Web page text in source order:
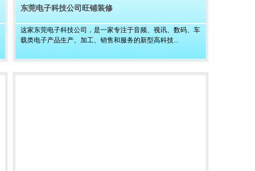
东莞电子科技公司旺铺装修
这家东莞电子科技公司，是一家专注于音频、视讯、数码、车
载类电子产品生产、加工、销售和服务的新型高科技...